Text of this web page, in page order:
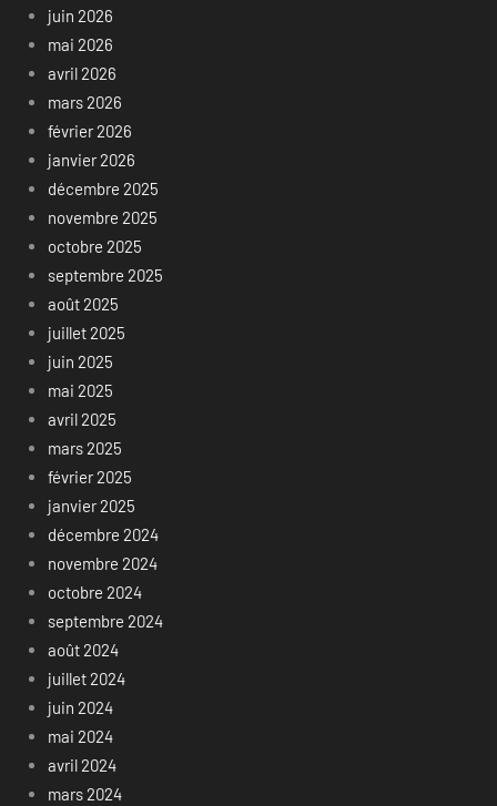
juin 2026
mai 2026
avril 2026
mars 2026
février 2026
janvier 2026
décembre 2025
novembre 2025
octobre 2025
septembre 2025
août 2025
juillet 2025
juin 2025
mai 2025
avril 2025
mars 2025
février 2025
janvier 2025
décembre 2024
novembre 2024
octobre 2024
septembre 2024
août 2024
juillet 2024
juin 2024
mai 2024
avril 2024
mars 2024